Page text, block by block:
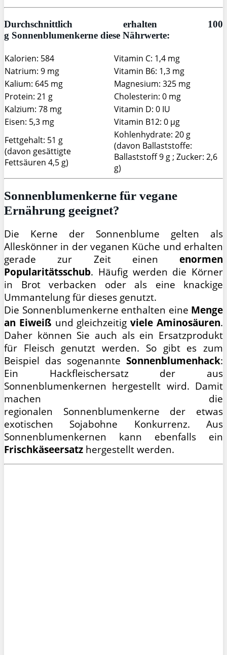
Durchschnittlich erhalten 100
g Sonnenblumenkerne diese Nährwerte:
Kalorien: 584
Vitamin C: 1,4 mg
Natrium: 9 mg
Vitamin B6: 1,3 mg
Kalium: 645 mg
Magnesium: 325 mg
Protein: 21 g
Cholesterin: 0 mg
Kalzium: 78 mg
Vitamin D: 0 IU
Eisen: 5,3 mg
Vitamin B12: 0 µg
Fettgehalt: 51 g
(davon gesättigte
Fettsäuren 4,5 g)
Kohlenhydrate: 20 g
(davon Ballaststoffe:
Ballaststoff 9 g ; Zucker: 2,6
g)
Sonnenblumenkerne für vegane
Ernährung geeignet?
Die Kerne der Sonnenblume gelten als
Alleskönner in der veganen Küche und erhalten
gerade zur Zeit einen enormen
Popularitätsschub. Häufig werden die Körner
in Brot verbacken oder als eine knackige
Ummantelung für dieses genutzt.
Die Sonnenblumenkerne enthalten eine Menge
an Eiweiß und gleichzeitigviele Aminosäuren.
Daher können Sie auch als ein Ersatzprodukt
für Fleisch genutzt werden. So gibt es zum
Beispiel das sogenannte Sonnenblumenhack:
Ein Hackfleischersatz der aus
Sonnenblumenkernen hergestellt wird. Damit
machen die
regionalen Sonnenblumenkerne der etwas
exotischen Sojabohne Konkurrenz. Aus
Sonnenblumenkernen kann ebenfalls ein
Frischkäseersatz hergestellt werden.